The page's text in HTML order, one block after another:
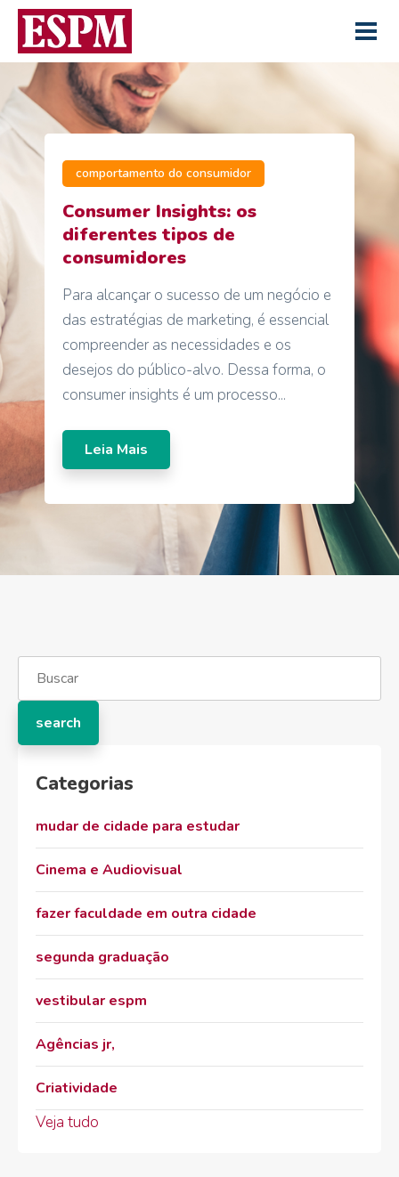
comportamento do consumidor
Consumer Insights: os
diferentes tipos de
consumidores
Para alcançar o sucesso de um negócio e
das estratégias de marketing, é essencial
compreender as necessidades e os
desejos do público-alvo. Dessa forma, o
consumer insights é um processo...
Leia Mais
Categorias
mudar de cidade para estudar
Cinema e Audiovisual
fazer faculdade em outra cidade
segunda graduação
vestibular espm
Agências jr,
Criatividade
Veja tudo